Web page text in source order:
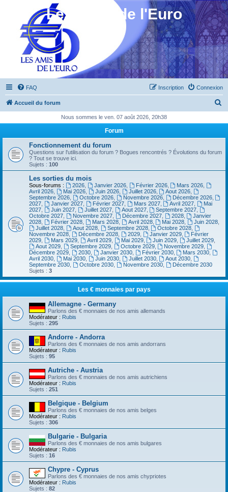
Les Amis de l'Euro
FAQ Connexion
Inscription
Accueil du forum
h
Nous sommes le ven. 07 août 2026, 20h38
Forum
Fonctionnement du forum
Questions sur l'utilisation du forum ? Bogues rencontrés ? Évolutions du forum
? Tout se trouve ici.
Sujets : 100
Les sorties du mois
Sous-forums : 2026, Janvier 2026, Février 2026, Mars 2026
Avril 2026
Mai 2026, Juin 2026, Juillet 2026, Aout 2026
Septembre 2026
Octobre 2026, Novembre 2026, Décembre 2026,
2027
Janvier 2027, Février 2027, Mars 2027, Avril 2027
Mai
2027
Juin 2027, Juillet 2027, Aout 2027, Septembre 2027
Octobre 2027
Novembre 2027, Décembre 2027, 2028,
Janvier
2028
Février 2028, Mars 2028, Avril 2028, Mai 2028 Juin 2028
Juillet 2028, Aout 2028, Septembre 2028, Octobre 2028
Novembre 2028
Décembre 2028, 2029, Janvier 2029,
Février
2029
Mars 2029, Avril 2029, Mai 2029, Juin 2029 Juillet 2029
Aout 2029, Septembre 2029, Octobre 2029, Novembre 2029
Décembre 2029
2030, Janvier 2030, Février 2030, Mars 2030
Avril 2030
Mai 2030, Juin 2030, Juillet 2030, Aout 2030
Septembre 2030
Octobre 2030, Novembre 2030,
Décembre 2030
Sujets : 3
Les € monnaies par pays
Allemagne - Germany
Parlons des € monnaies de nos amis allemands
Modérateur : Rubis
Sujets : 295
Andorre - Andorra
Parlons des € monnaies de nos amis andorrans
Modérateur : Rubis
Sujets : 95
Autriche - Austria
Parlons des € monnaies de nos amis autrichiens
Modérateur : Rubis
Sujets : 251
Belgique - Belgium
Parlons des € monnaies de nos amis belges
Modérateur : Rubis
Sujets : 306
Bulgarie - Bulgaria
Parlons des € monnaies de nos amis bulgares
Modérateur : Rubis
Sujets : 16
Chypre - Cyprus
Parlons des € monnaies de nos amis chypriotes
Modérateur : Rubis
Sujets : 82